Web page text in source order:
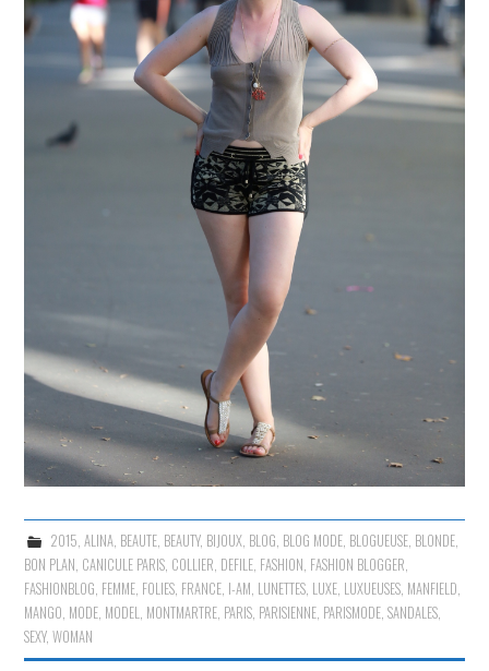
2015, ALINA, BEAUTE, BEAUTY, BIJOUX, BLOG, BLOG MODE, BLOGUEUSE, BLONDE,
BON PLAN, CANICULE PARIS, COLLIER, DEFILE, FASHION, FASHION BLOGGER,
FASHIONBLOG, FEMME, FOLIES, FRANCE, I-AM, LUNETTES, LUXE, LUXUEUSES, MANFIELD,
MANGO, MODE, MODEL, MONTMARTRE, PARIS, PARISIENNE, PARISMODE,SANDALES,
SEXY,WOMAN